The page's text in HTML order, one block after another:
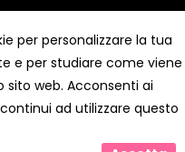
Cloud SolutionbySTUDIO
per personalizzare la tua
e per studiare come viene
sito web. Acconsenti ai
ad utilizzare questo